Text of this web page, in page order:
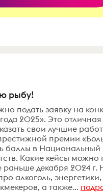
рыбу!
подать заявку на
2025». Это отличная
свои лучшие
премии
баллы в Национальный
Какие кейсы можно
раньше декабря 2024 г.
алкоголь,
а также...